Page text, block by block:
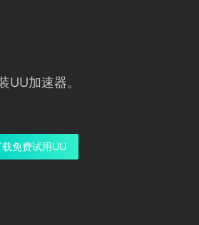
加速器。
载免费试用UU